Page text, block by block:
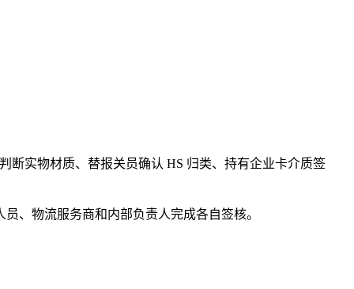
断实物材质、替报关员确认 HS 归类、持有企业卡介质签
、物流服务商和内部负责人完成各自签核。